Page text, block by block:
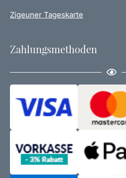
Zigeuner Tageskarte
Zahlungsmethoden